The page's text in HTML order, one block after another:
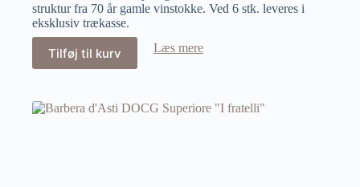
struktur fra 70 år gamle vinstokke. Ved 6 stk. leveres i
eksklusiv trækasse.
Tilføj til kurv Læs mere